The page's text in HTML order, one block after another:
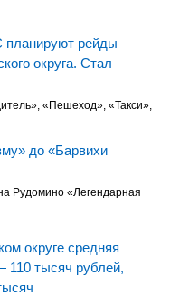
планируют рейды
округа. Стал
«Пешеход», «Такси»,
до «Барвихи
Рудомино «Легендарная
округе средняя
110 тысяч рублей,